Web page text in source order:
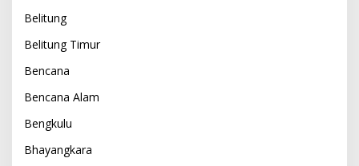
Belitung
Belitung Timur
Bencana
Bencana Alam
Bengkulu
Bhayangkara